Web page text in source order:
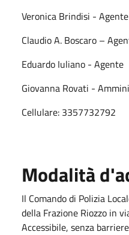
Veronica Brindisi - Agente
Claudio A. Boscaro –
Eduardo Iuliano - Agente
Giovanna Rovati -
Cellulare: 3357732792
Modalità
Il Comando di Polizia
della Frazione Riozzo in
Accessibile, senza